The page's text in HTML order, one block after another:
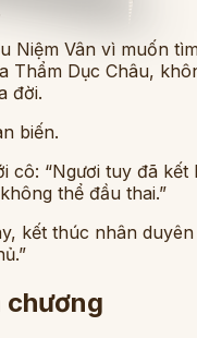
Niệm Vân vì muốn
Thẩm Dục Châu,
đời.
biến.
cô: “Ngươi tuy đã
thể đầu thai.”
kết thúc nhân
chương